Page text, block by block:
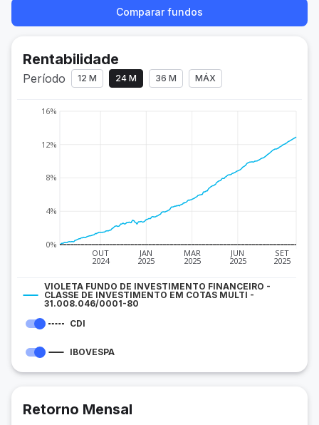
Comparar fundos
Rentabilidade
Período 12 M 24 M 36 M MÁX
OUT
2024
JAN
2025
MAR
2025
JUN
2025
SET
2025
0%
4%
8%
12%
16%
VIOLETA FUNDO DE INVESTIMENTO FINANCEIRO -
CLASSE DE INVESTIMENTO EM COTAS MULTI -
31.008.046/0001-80
CDI
IBOVESPA
Retorno Mensal